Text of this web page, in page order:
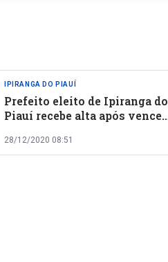
IPIRANGA DO PIAUÍ
Prefeito eleito de Ipiranga do
Piauí recebe alta após vencer
28/12/2020 08:51